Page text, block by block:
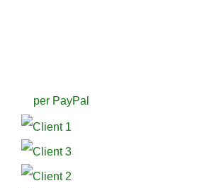
per PayPal